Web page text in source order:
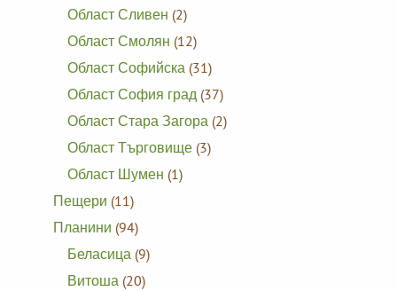
Област Сливен (2)
Област Смолян (12)
Област Софийска (31)
Област София град (37)
Област Стара Загора (2)
Област Търговище (3)
Област Шумен (1)
Пещери (11)
Планини (94)
Беласица (9)
Витоша (20)